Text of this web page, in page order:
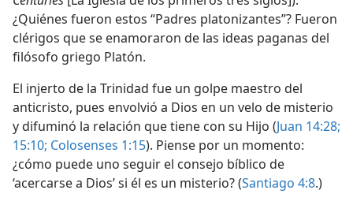
¿Quiénes fueron estos “Padres platonizantes”? Fueron
clérigos que se enamoraron de las ideas paganas del
filósofo griego Platón.
El injerto de la Trinidad fue un golpe maestro del
anticristo, pues envolvió a Dios en un velo de misterio
y difuminó la relación que tiene con su Hijo (Juan 14:28;
15:10; Colosenses 1:15). Piense por un momento:
¿cómo puede uno seguir el consejo bíblico de
‘acercarse a Dios’ si él es un misterio? (Santiago 4:8.)